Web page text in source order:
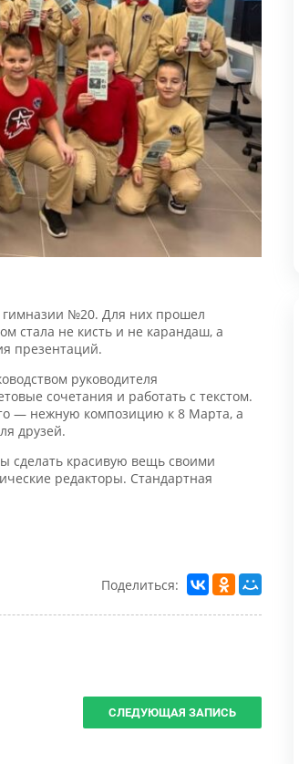
не кисть и не карандаш, а
сочетания и работать с текстом.
— нежную композицию к 8 Марта, а
друзей.
красивую вещь своими
редакторы. Стандартная